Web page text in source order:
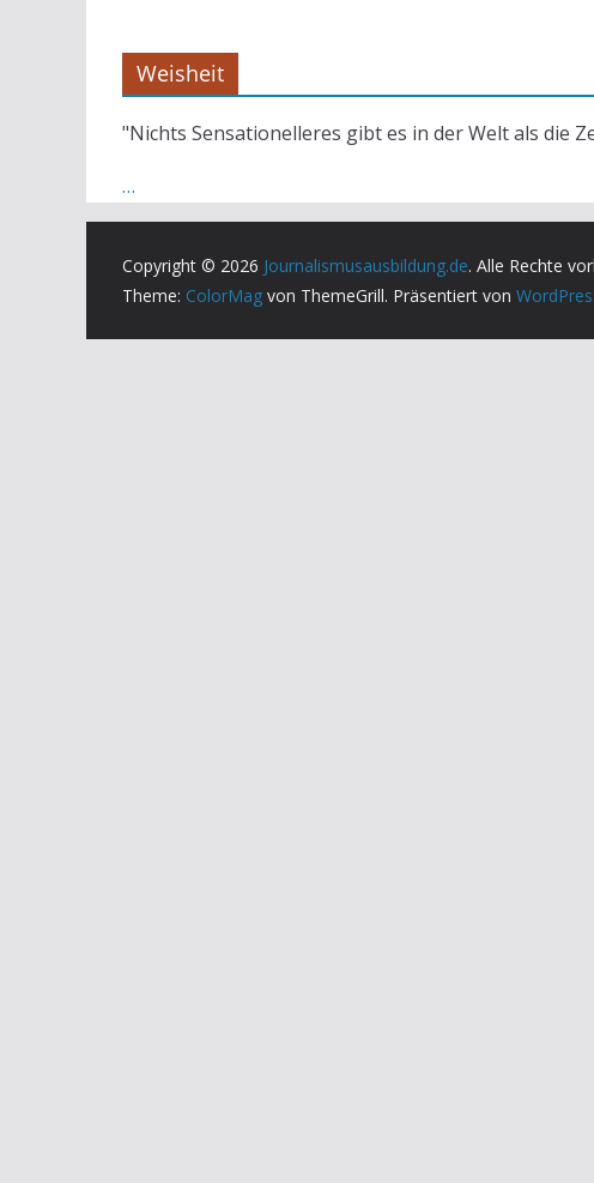
Weisheit
"Nichts Sensationelleres gibt es in der Welt als die
…
Copyright © 2026 Journalismusausbildung.de. Alle Rechte
Theme: ColorMag von ThemeGrill. Präsentiert von